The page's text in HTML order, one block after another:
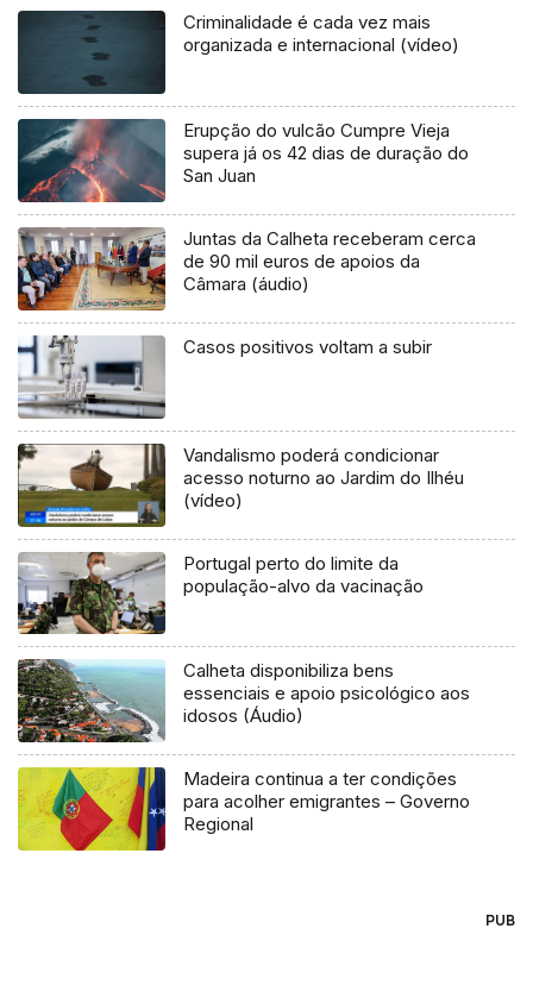
Criminalidade é cada vez mais
organizada e internacional (vídeo)
Erupção do vulcão Cumpre Vieja
supera já os 42 dias de duração do
San Juan
Juntas da Calheta receberam cerca
de 90 mil euros de apoios da
Câmara (áudio)
Casos positivos voltam a subir
Vandalismo poderá condicionar
acesso noturno ao Jardim do Ilhéu
(vídeo)
Portugal perto do limite da
população-alvo da vacinação
Calheta disponibiliza bens
essenciais e apoio psicológico aos
idosos (Áudio)
Madeira continua a ter condições
para acolher emigrantes – Governo
Regional
PUB